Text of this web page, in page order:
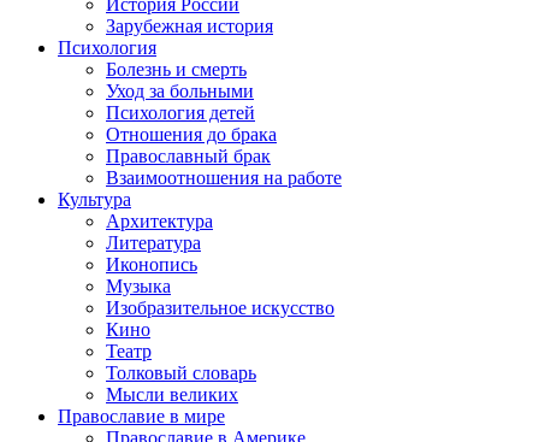
История России
Зарубежная история
Психология
Болезнь и смерть
Уход за больными
Психология детей
Отношения до брака
Православный брак
Взаимоотношения на работе
Культура
Архитектура
Литература
Иконопись
Музыка
Изобразительное искусство
Кино
Театр
Толковый словарь
Мысли великих
Православие в мире